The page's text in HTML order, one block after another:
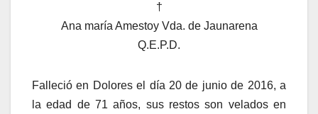
†
Ana maría Amestoy Vda. de Jaunarena
Q.E.P.D.
Falleció en Dolores el día 20 de junio de 2016, a
la edad de 71 años, sus restos son velados en